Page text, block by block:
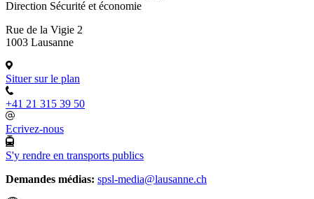
Direction Sécurité et économie
Rue de la Vigie 2
1003 Lausanne
Situer sur le plan
+41 21 315 39 50
Ecrivez-nous
S'y rendre en transports publics
Demandes médias: spsl-media@lausanne.ch